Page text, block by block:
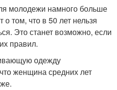
молодежи намного больше
о том, что в 50 лет нельзя
Это станет возможно, если
правил.
одежду
женщина средних лет